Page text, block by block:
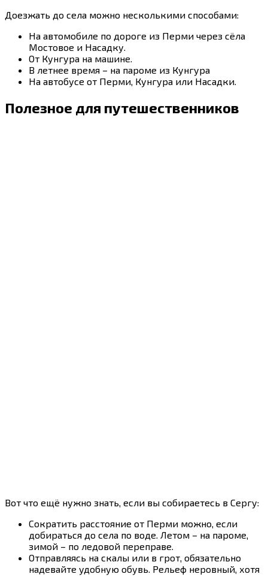
Доезжать до села можно несколькими способами:
На автомобиле по дороге из Перми через сёла
Мостовое и Насадку.
От Кунгура на машине.
В летнее время – на пароме из Кунгура
На автобусе от Перми, Кунгура или Насадки.
Полезное для путешественников
Вот что ещё нужно знать, если вы собираетесь в Сергу:
Сократить расстояние от Перми можно, если
добираться до села по воде. Летом – на пароме,
зимой – по ледовой переправе.
Отправляясь на скалы или в грот, обязательно
надевайте удобную обувь. Рельеф неровный, хотя